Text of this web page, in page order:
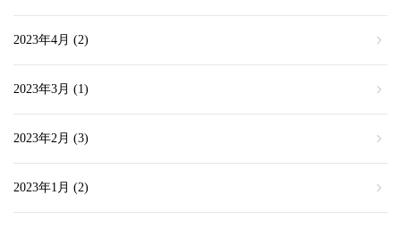
2023年4月 (2)
2023年3月 (1)
2023年2月 (3)
2023年1月 (2)